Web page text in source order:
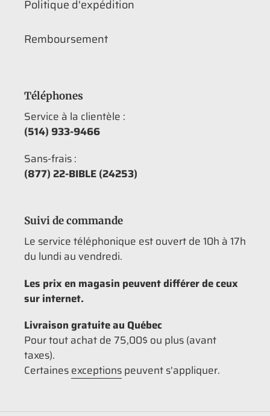
Politique d'expédition
Remboursement
Téléphones
Service à la clientèle :
(514) 933-9466
Sans-frais :
(877) 22-BIBLE (24253)
Suivi de commande
Le service téléphonique est ouvert de 10h à 17h
du lundi au vendredi.
Les prix en magasin peuvent différer de ceux
sur internet.
Livraison gratuite au Québec
Pour tout achat de 75,00$ ou plus (avant
taxes).
Certainesexceptionspeuvent s'appliquer.